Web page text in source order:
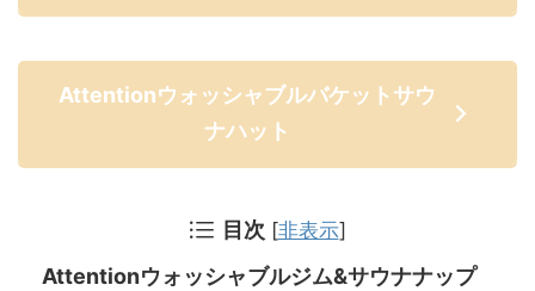
Attentionウォッシャブルバケットサウ
ナハット
目次 [非表示]
Attentionウォッシャブルジム&サウナナップ